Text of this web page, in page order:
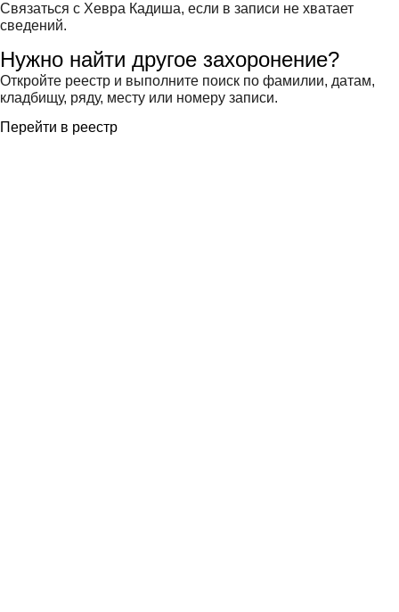
Связаться с Хевра Кадиша, если в записи не хватает
сведений.
Нужно найти другое захоронение?
Откройте реестр и выполните поиск по фамилии, датам,
кладбищу, ряду, месту или номеру записи.
Перейти в реестр